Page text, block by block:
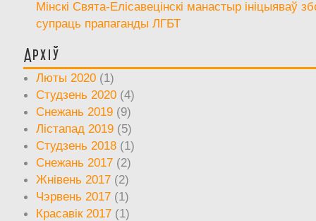
Мінскі Свята-Елісавецінскі манастыр ініцыяваў
супраць прапаганды ЛГБТ
Архіў
Люты 2020 (1)
Студзень 2020 (4)
Снежань 2019 (9)
Лістапад 2019 (5)
Студзень 2018 (1)
Снежань 2017 (2)
Жнівень 2017 (2)
Чэрвень 2017 (1)
Красавік 2017 (1)